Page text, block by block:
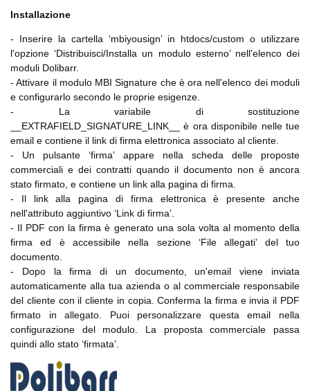
Installazione
- Inserire la cartella ‘mbiyousign’ in htdocs/custom o utilizzare
l'opzione ‘Distribuisci/Installa un modulo esterno’ nell'elenco dei
moduli Dolibarr.
- Attivare il modulo MBI Signature che è ora nell'elenco dei moduli
e configurarlo secondo le proprie esigenze.
- La variabile di sostituzione
__EXTRAFIELD_SIGNATURE_LINK__ è ora disponibile nelle tue
email e contiene il link di firma elettronica associato al cliente.
- Un pulsante ‘firma’ appare nella scheda delle proposte
commerciali e dei contratti quando il documento non è ancora
stato firmato, e contiene un link alla pagina di firma.
- Il link alla pagina di firma elettronica è presente anche
nell'attributo aggiuntivo ‘Link di firma’.
- Il PDF con la firma è generato una sola volta al momento della
firma ed è accessibile nella sezione ‘File allegati’ del tuo
documento.
- Dopo la firma di un documento, un'email viene inviata
automaticamente alla tua azienda o al commerciale responsabile
del cliente con il cliente in copia. Conferma la firma e invia il PDF
firmato in allegato. Puoi personalizzare questa email nella
configurazione del modulo. La proposta commerciale passa
quindi allo stato ‘firmata’.